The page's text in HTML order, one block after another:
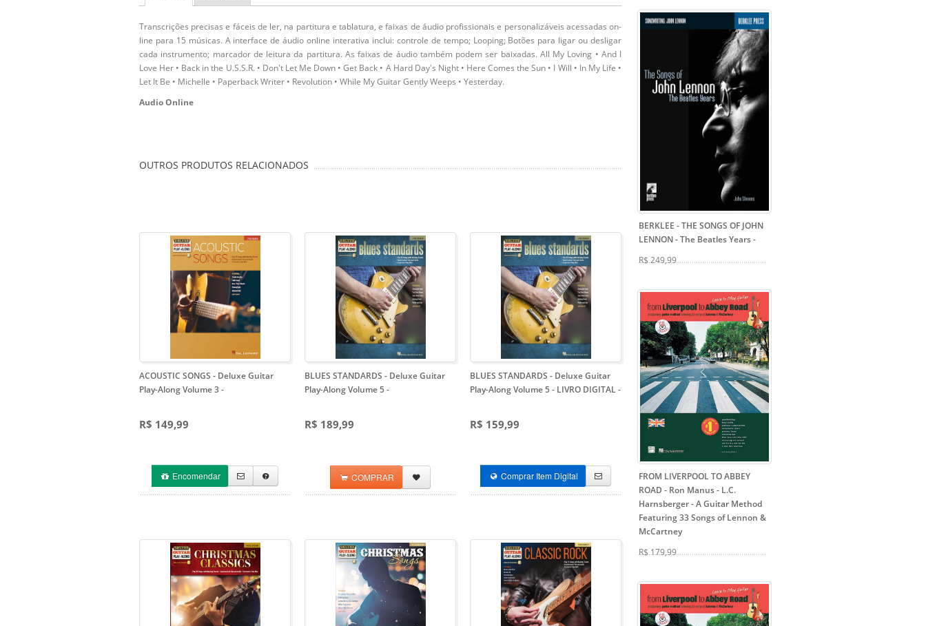
Transcrições precisas e fáceis de ler, na partitura e tablatura, e faixas de áudio profissionais e personalizáveis acessadas on-
line para 15 músicas. A interface de áudio online interativa inclui: controle de tempo; Looping; Botões para ligar ou desligar
cada instrumento; marcador de leitura da partitura. As faixas de áudio também podem ser baixadas. All My Loving • And I
Love Her • Back in the U.S.S.R. • Don't Let Me Down • Get Back • A Hard Day's Night • Here Comes the Sun • I Will • In My Life •
Let It Be • Michelle • Paperback Writer • Revolution • While My Guitar Gently Weeps • Yesterday.
Audio Online
OUTROS PRODUTOS RELACIONADOS
ACOUSTIC SONGS - Deluxe Guitar
Play-Along Volume 3-
R$ 149,99
Encomendar
BLUES STANDARDS - Deluxe Guitar
Play-Along Volume 5-
R$ 189,99
COMPRAR
BLUES STANDARDS - Deluxe Guitar
Play-Along Volume 5 - LIVRO DIGITAL-
R$ 159,99
Comprar Item Digital
BERKLEE - THE SONGS OF JOHN
LENNON - The Beatles Years-
R$ 249,99
FROM LIVERPOOL TO ABBEY
ROAD - Ron Manus - L.C.
Harnsberger- A Guitar Method
Featuring 33 Songs of Lennon &
McCartney
R$ 179,99